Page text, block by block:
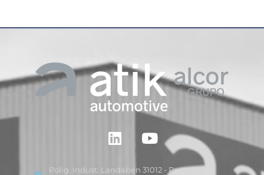
Polig. Indust. Landaben 31012 - Pamplona